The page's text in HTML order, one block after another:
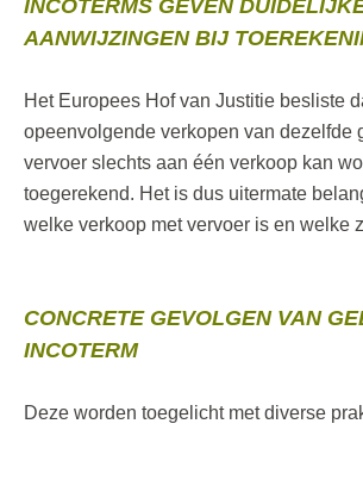
INCOTERMS GEVEN
AANWIJZINGEN BIJ
Het Europees Hof van Justitie besliste
opeenvolgende verkopen van dezelfde
vervoer slechts aan één verkoop kan
toegerekend. Het is dus uitermate
welke verkoop met vervoer is en welke
CONCRETE GEVOLGEN VAN
INCOTERM
Deze worden toegelicht met diverse